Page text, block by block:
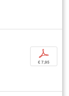
p
€ 7,95